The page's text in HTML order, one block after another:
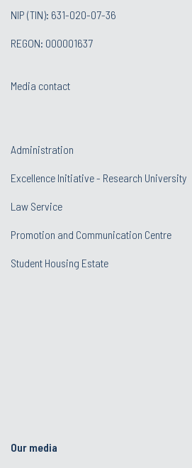
NIP (TIN): 631-020-07-36
REGON: 000001637
Media contact
Administration
Excellence Initiative - Research University
Law Service
Promotion and Communication Centre
Student Housing Estate
Our media